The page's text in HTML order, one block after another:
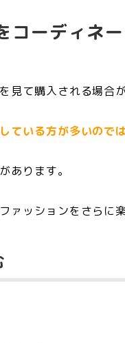
コーディネ
見て購入される場合
ている方が多いので
あります。
ァッションをさらに